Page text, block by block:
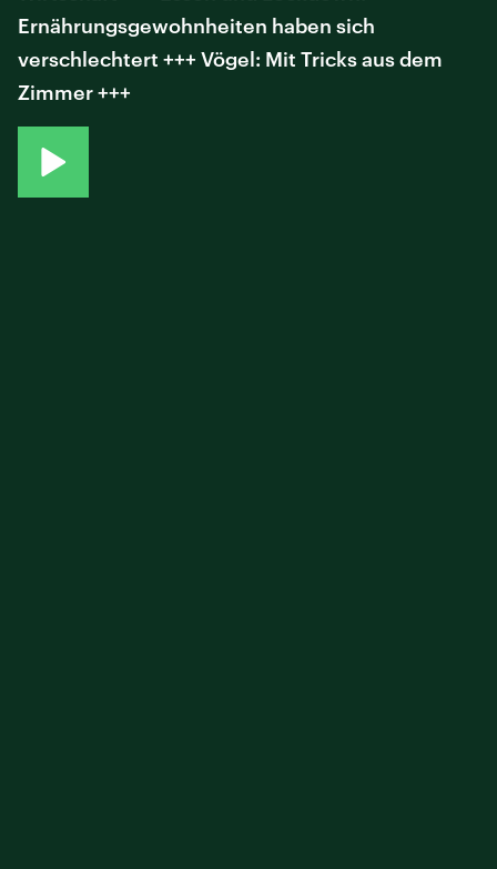
Ernährungsgewohnheiten haben sich
verschlechtert +++ Vögel: Mit Tricks aus dem
Zimmer +++